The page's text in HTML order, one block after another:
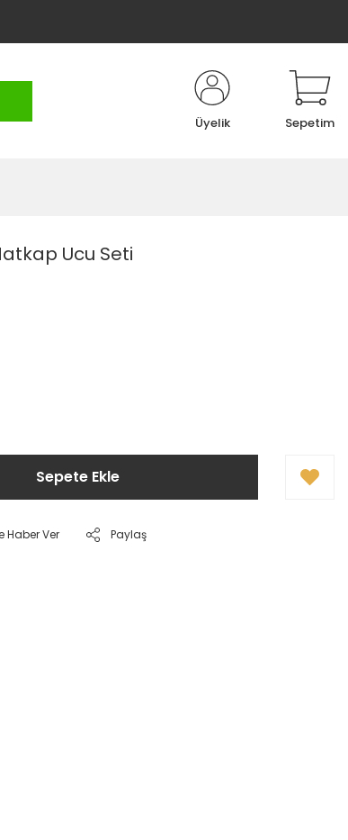
Üyelik Sepetim
Ucu Seti
Sepete Ekle
Haber Ver Paylaş